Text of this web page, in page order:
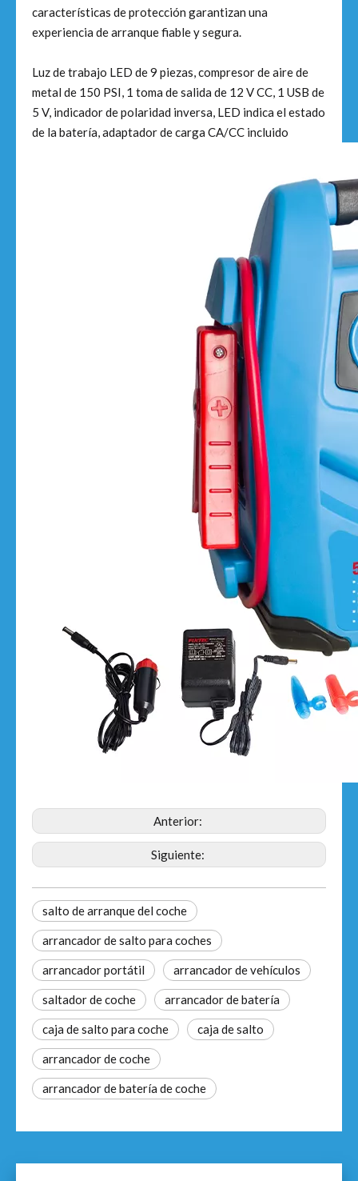
características de protección garantizan una
experiencia de arranque fiable y segura.
Luz de trabajo LED de 9 piezas, compresor de aire de
metal de 150 PSI, 1 toma de salida de 12 V CC, 1 USB de
5 V, indicador de polaridad inversa, LED indica el estado
de la batería, adaptador de carga CA/CC incluido
Anterior:
Siguiente:
salto de arranque del coche
arrancador de salto para coches
arrancador portátil arrancador de vehículos
saltador de coche arrancador de batería
caja de salto para coche caja de salto
arrancador de coche
arrancador de batería de coche